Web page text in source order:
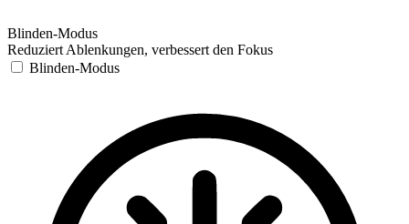
Blinden-Modus
Reduziert Ablenkungen, verbessert den Fokus
Blinden-Modus